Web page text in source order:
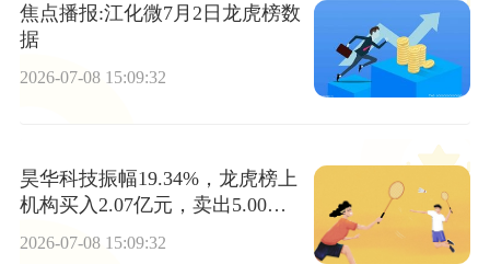
焦点播报:江化微7月2日龙虎榜数
据
2026-07-08 15:09:32
昊华科技振幅19.34%，龙虎榜上
机构买入2.07亿元，卖出5.00亿
元-动态
2026-07-08 15:09:32